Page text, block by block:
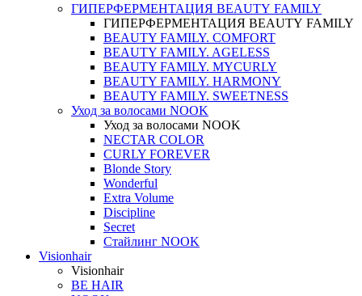
ГИПЕРФЕРМЕНТАЦИЯ BEAUTY FAMILY
ГИПЕРФЕРМЕНТАЦИЯ BEAUTY FAMILY
BEAUTY FAMILY. COMFORT
BEAUTY FAMILY. AGELESS
BEAUTY FAMILY. MYCURLY
BEAUTY FAMILY. HARMONY
BEAUTY FAMILY. SWEETNESS
Уход за волосами NOOK
Уход за волосами NOOK
NECTAR COLOR
CURLY FOREVER
Blonde Story
Wonderful
Extra Volume
Discipline
Secret
Стайлинг NOOK
Visionhair
Visionhair
BE HAIR